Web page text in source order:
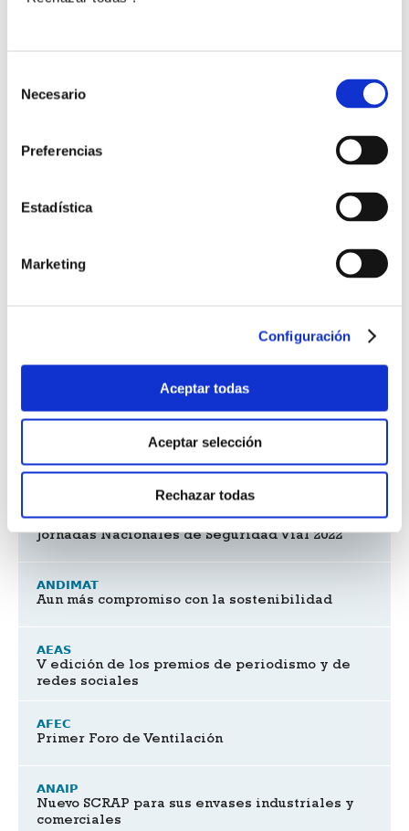
Necesario
Preferencias
Estadística
Marketing
Configuración
Aceptar todas
Aceptar selección
Rechazar todas
CTN 179/GT 15 Calidad de la imagen médica
CTN 158/SC 4 Teleasistencia
UNE participa en la Asamblea General de ISO
Asociados
AEC
Jornadas Nacionales de Seguridad Vial 2022
ANDIMAT
Aun más compromiso con la sostenibilidad
AEAS
V edición de los premios de periodismo y de
redes sociales
AFEC
Primer Foro de Ventilación
ANAIP
Nuevo SCRAP para sus envases industriales y
comerciales